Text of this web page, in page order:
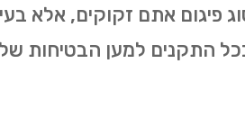
פיגום אתם זקוקים, אלא
התקנים למען הבטיחות